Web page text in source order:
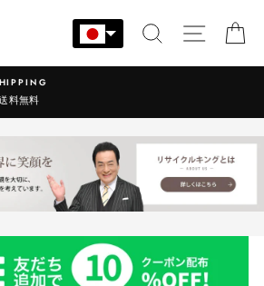
検索 サイト
営業時間：9:00-17:30 年中無休